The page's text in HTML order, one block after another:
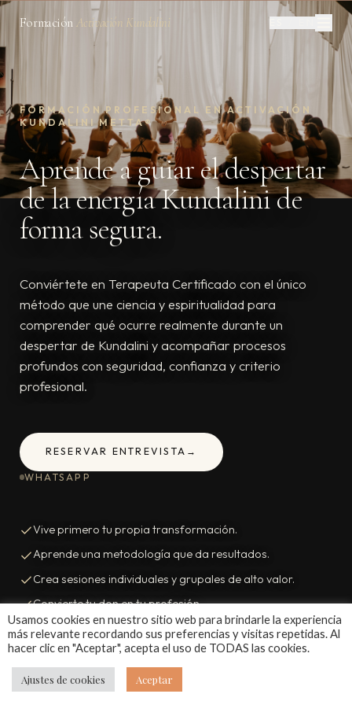
Usamos cookies en nuestro sitio web para brindarle la experiencia
más relevante recordando sus preferencias y visitas repetidas. Al
hacer clic en "Aceptar", acepta el uso de TODAS las cookies.
Ajustes de cookies Aceptar